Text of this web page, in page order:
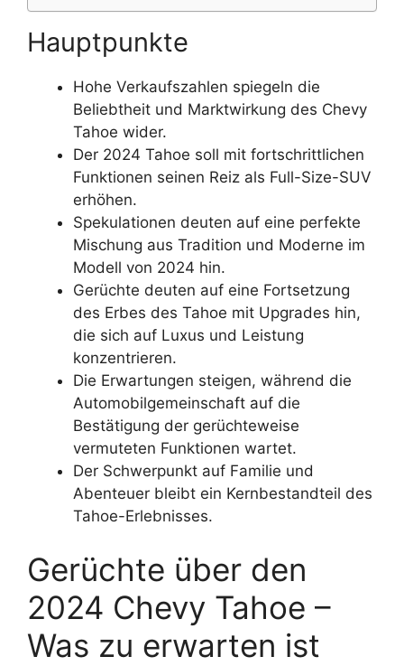
Hauptpunkte
Hohe Verkaufszahlen spiegeln die
Beliebtheit und Marktwirkung des Chevy
Tahoe wider.
Der 2024 Tahoe soll mit fortschrittlichen
Funktionen seinen Reiz als Full-Size-SUV
erhöhen.
Spekulationen deuten auf eine perfekte
Mischung aus Tradition und Moderne im
Modell von 2024 hin.
Gerüchte deuten auf eine Fortsetzung
des Erbes des Tahoe mit Upgrades hin,
die sich auf Luxus und Leistung
konzentrieren.
Die Erwartungen steigen, während die
Automobilgemeinschaft auf die
Bestätigung der gerüchteweise
vermuteten Funktionen wartet.
Der Schwerpunkt auf Familie und
Abenteuer bleibt ein Kernbestandteil des
Tahoe-Erlebnisses.
Gerüchte über den
2024 Chevy Tahoe –
Was zu erwarten ist